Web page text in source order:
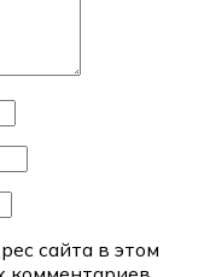
сайта в этом